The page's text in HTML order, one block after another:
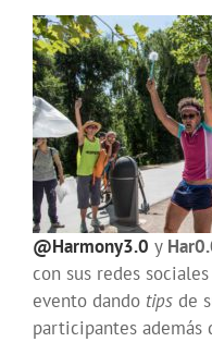
@Harmony3.0 y
con sus redes
evento dando tips de
participantes además